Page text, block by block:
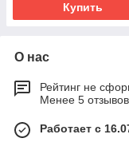
Купить
О нас
Рейтинг не
Менее 5
Работает с